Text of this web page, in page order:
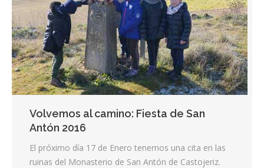
Volvemos al camino: Fiesta de San
Antón 2016
El próximo día 17 de Enero tenemos una cita en las
ruinas del Monasterio de San Antón de Castojeriz.